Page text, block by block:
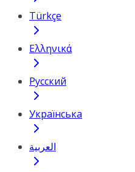
Türkçe
Ελληνικά
Русский
Українська
العربية